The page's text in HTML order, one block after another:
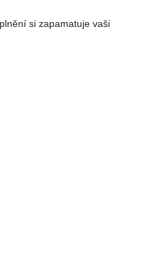
si zapamatuje vaši